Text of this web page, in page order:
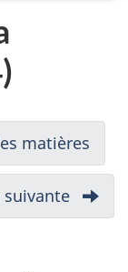
matières
de
suivante
5.